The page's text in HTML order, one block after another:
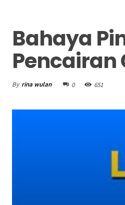
Bahaya
Pencairan
By rina wulan 0 651